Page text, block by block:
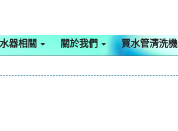
器相關 關於我們 買水管清洗機